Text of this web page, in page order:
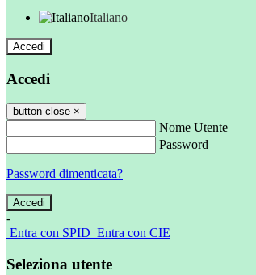
Italiano
Accedi
Accedi
button close ×
Nome Utente
Password
Password dimenticata?
-
Entra con SPID Entra con CIE
Seleziona utente